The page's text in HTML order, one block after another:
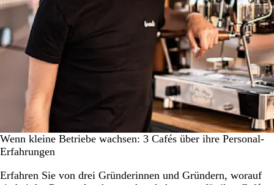
Wenn kleine Betriebe wachsen: 3 Cafés über ihre Personal-
Erfahrungen
Erfahren Sie von drei Gründerinnen und Gründern, worauf